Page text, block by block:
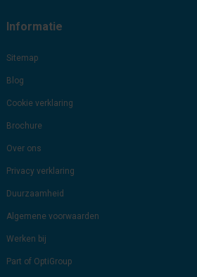
Informatie
Sitemap
Blog
Cookie verklaring
Brochure
Over ons
Privacy verklaring
Duurzaamheid
Algemene voorwaarden
Werken bij
Part of OptiGroup